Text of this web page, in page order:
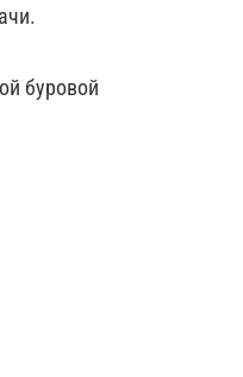
буровой